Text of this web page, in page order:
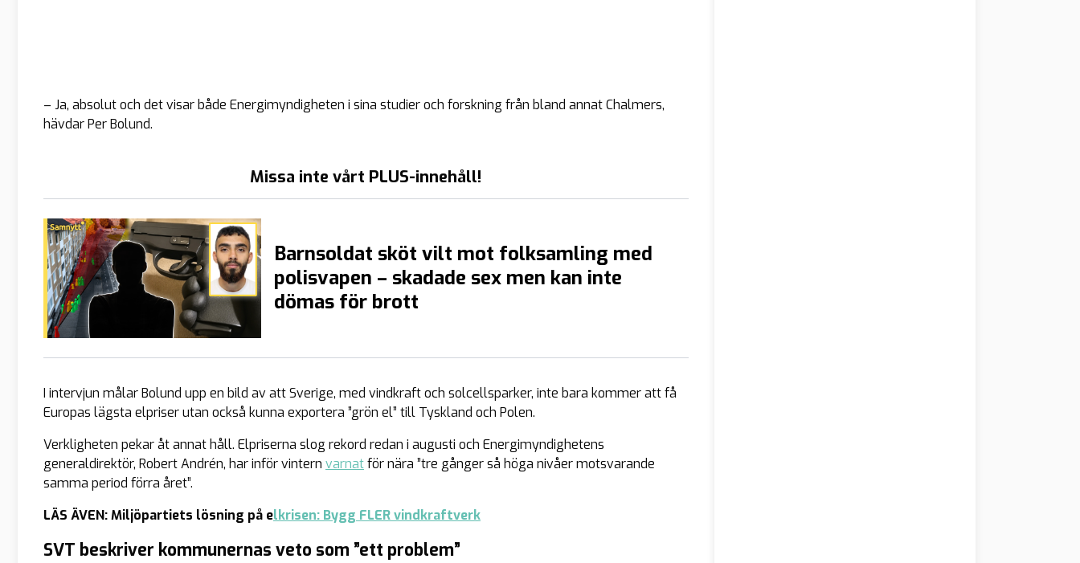
– Ja, absolut och det visar både Energimyndigheten i sina studier och forskning från bland annat Chalmers,
hävdar Per Bolund.
Missa inte vårt PLUS-innehåll!
Barnsoldat sköt vilt mot folksamling med
polisvapen – skadade sex men kan inte
dömas för brott
I intervjun målar Bolund upp en bild av att Sverige, med vindkraft och solcellsparker, inte bara kommer att få
Europas lägsta elpriser utan också kunna exportera ”grön el” till Tyskland och Polen.
Verkligheten pekar åt annat håll. Elpriserna slog rekord redan i augusti och Energimyndighetens
generaldirektör, Robert Andrén, har inför vintern varnatför nära ”tre gånger så höga nivåer motsvarande
samma period förra året”.
LÄS ÄVEN: Miljöpartiets lösning på elkrisen: Bygg FLER vindkraftverk
SVT beskriver kommunernas veto som ”ett problem”